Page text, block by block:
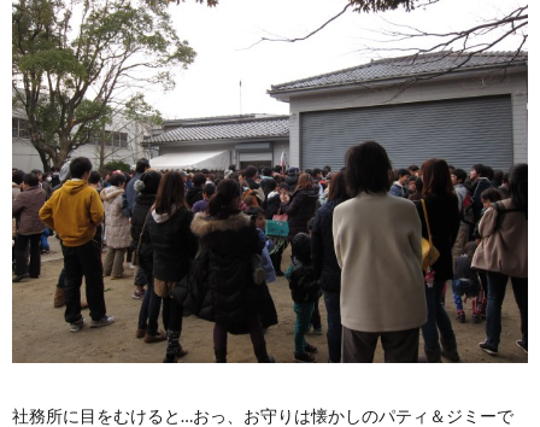
社務所に目をむけると…おっ、お守りは懐かしのパティ＆ジミーで